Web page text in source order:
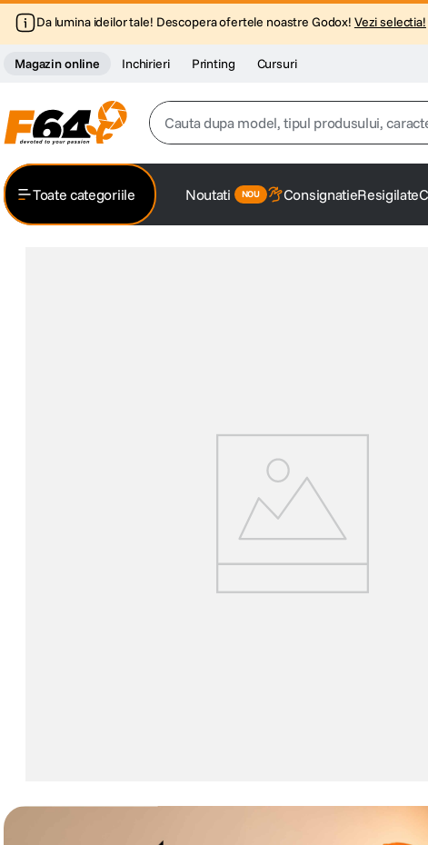
Da lumina ideilor tale! Descopera ofertele noastre Godox! Vezi selectia!
Magazin online Inchirieri Printing Cursuri
Cauta dupa model, tipul produsului,
lavaliera
card memorie
dji mic mini
Toate categoriile Noutati ConsignatieResigilate